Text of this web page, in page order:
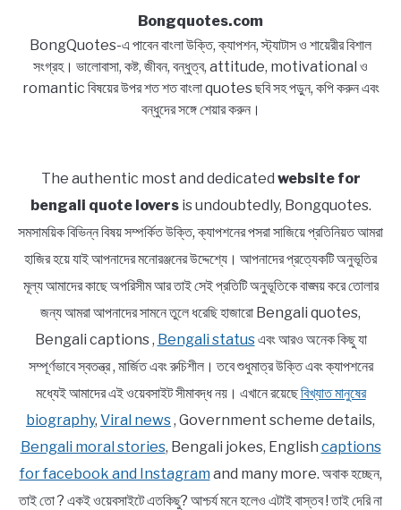
Bongquotes.com
BongQuotes-এ পাবেন বাংলা উক্তি, ক্যাপশন, স্ট্যাটাস ও শায়েরীর বিশাল
সংগ্রহ। ভালোবাসা, কষ্ট, জীবন, বন্ধুত্ব, attitude, motivational ও
romantic বিষয়ের উপর শত শত বাংলা quotes ছবি সহ পড়ুন, কপি করুন এবং
বন্ধুদের সঙ্গে শেয়ার করুন।
The authentic most and dedicated website for
bengali quote loversis undoubtedly, Bongquotes.
সমসাময়িক বিভিন্ন বিষয় সম্পর্কিত উক্তি, ক্যাপশনের পসরা সাজিয়ে প্রতিনিয়ত আমরা
হাজির হয়ে যাই আপনাদের মনোরঞ্জনের উদ্দেশ্যে। আপনাদের প্রত্যেকটি অনুভূতির
মূল্য আমাদের কাছে অপরিসীম আর তাই সেই প্রতিটি অনুভূতিকে বাঙ্ময় করে তোলার
জন্য আমরা আপনাদের সামনে তুলে ধরেছি হাজারো Bengali quotes,
Bengali captions , Bengali statusএবং আরও অনেক কিছু যা
সম্পূর্ণভাবে স্বতন্ত্র , মার্জিত এবং রুচিশীল। তবে শুধুমাত্র উক্তি এবং ক্যাপশনের
মধ্যেই আমাদের এই ওয়েবসাইট সীমাবদ্ধ নয়। এখানে রয়েছেবিখ্যাত মানুষের
biography, Viral news, Government scheme details,
Bengali moral stories, Bengali jokes, English captions
for facebook and Instagram and many more. অবাক হচ্ছেন,
তাই তো ? একই ওয়েবসাইটে এতকিছু? আশ্চর্য মনে হলেও এটাই বাস্তব ! তাই দেরি না